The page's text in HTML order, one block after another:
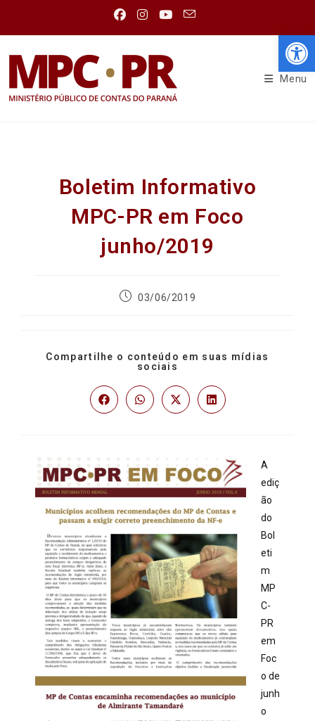
Menu
Boletim Informativo
MPC-PR em Foco
junho/2019
03/06/2019
Compartilhe o conteúdo em suas mídias
sociais
A
ediç
ão
do
Bol
eti
m
MP
C-
PR
em
Foc
o de
junh
o